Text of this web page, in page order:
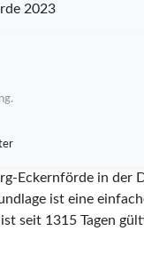
2023
Eckernförde in der
ist eine
seit 1315Tagen